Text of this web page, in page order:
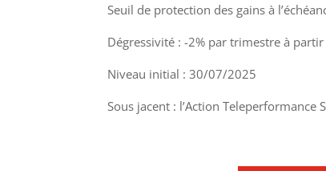
Seuil de protection des gains à
Dégressivité : -2% par trimestre à
Niveau initial : 30/07/2025
Sous jacent : l’Action Teleperformance